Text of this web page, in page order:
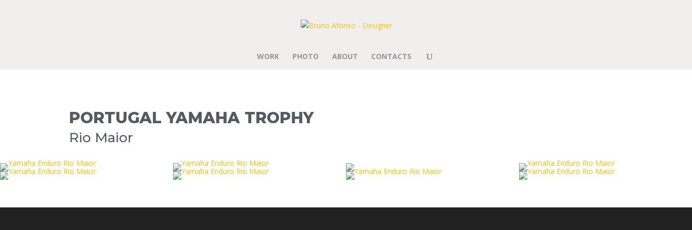
WORK PHOTO ABOUT CONTACTS
PORTUGAL YAMAHA TROPHY
Rio Maior